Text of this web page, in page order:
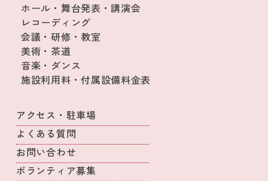
ホール・舞台発表・講演会
レコーディング
会議・研修・教室
美術・茶道
音楽・ダンス
施設利用料・付属設備料金表
アクセス・駐車場
よくある質問
お問い合わせ
ボランティア募集